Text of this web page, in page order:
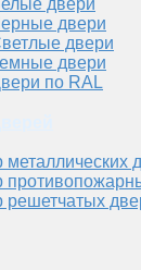
двери
двери
двери
двери
по RAL
металлических
решетчатых